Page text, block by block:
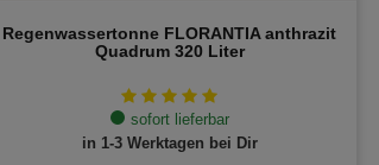
Regenwassertonne FLORANTIA anthrazit
Quadrum 320 Liter
sofort lieferbar
in 1-3 Werktagen bei Dir